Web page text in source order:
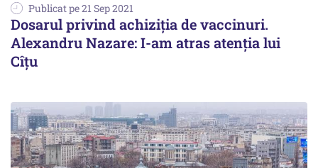
Publicat pe 21 Sep 2021
Dosarul privind achiziţia de vaccinuri.
Alexandru Nazare: I-am atras atenția lui
Cîțu